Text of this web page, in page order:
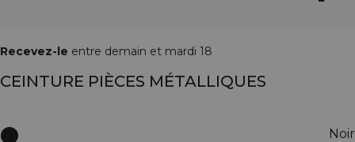
Recevez-le entre demain et mardi 18
CEINTURE PIÈCES MÉTALLIQUES
Noir